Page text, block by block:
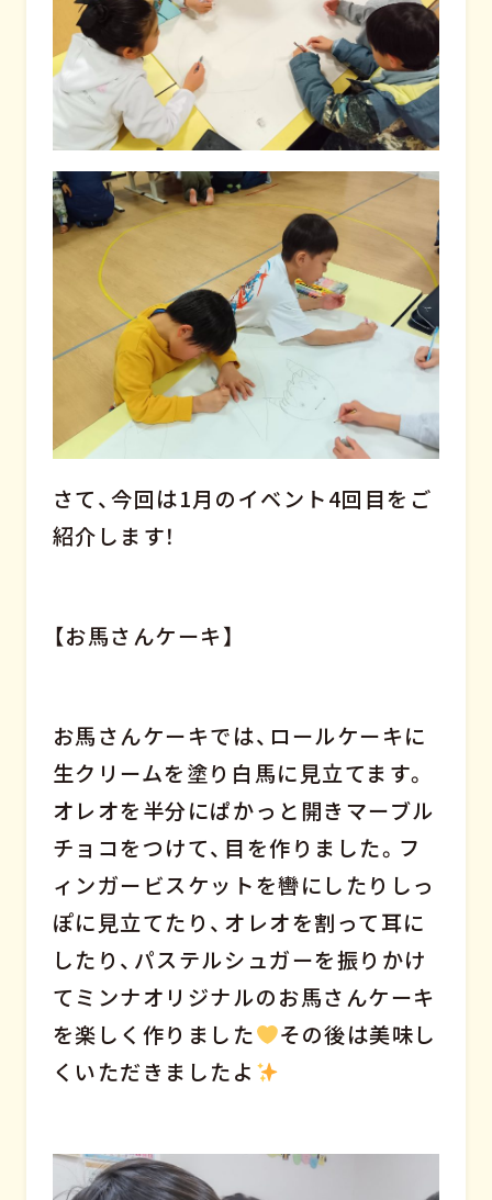
さて、今回は1月のイベント4回目をご
紹介します！
【お馬さんケーキ】
お馬さんケーキでは、ロールケーキに
生クリームを塗り白馬に見立てます。
オレオを半分にぱかっと開きマーブル
チョコをつけて、目を作りました。フ
ィンガービスケットを轡にしたりしっ
ぽに見立てたり、オレオを割って耳に
したり、パステルシュガーを振りかけ
てミンナオリジナルのお馬さんケーキ
を楽しく作りました
その後は美味し
くいただきましたよ